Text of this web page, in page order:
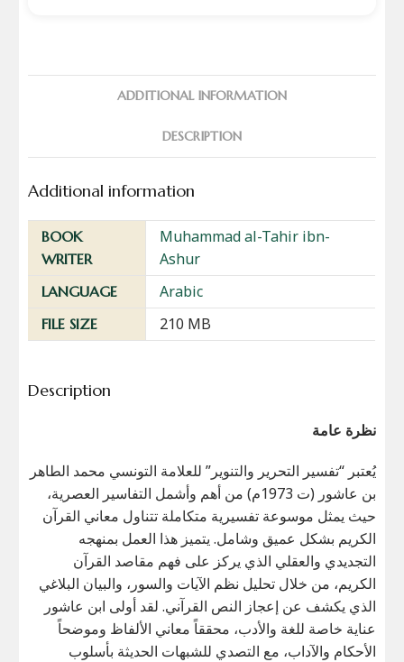
ADDITIONAL INFORMATION
DESCRIPTION
Additional information
BOOK
WRITER
Muhammad al-Tahir ibn-
Ashur
LANGUAGE Arabic
FILE SIZE 210 MB
Description
نظرة عامة
يُعتبر “تفسير التحرير والتنوير” للعلامة التونسي محمد الطاهر
بن عاشور (ت 1973م) من أهم وأشمل التفاسير العصرية،
حيث يمثل موسوعة تفسيرية متكاملة تتناول معاني القرآن
الكريم بشكل عميق وشامل. يتميز هذا العمل بمنهجه
التجديدي والعقلي الذي يركز على فهم مقاصد القرآن
الكريم، من خلال تحليل نظم الآيات والسور، والبيان البلاغي
الذي يكشف عن إعجاز النص القرآني. لقد أولى ابن عاشور
عناية خاصة للغة والأدب، محققاً معاني الألفاظ وموضحاً
الأحكام والآداب، مع التصدي للشبهات الحديثة بأسلوب